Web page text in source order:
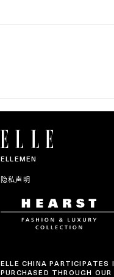
ELLEMEN
隐私声明
ELLE CHINA PARTICIPATES
PURCHASED THROUGH